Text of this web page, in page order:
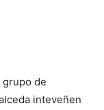
grupo de
inteveñen